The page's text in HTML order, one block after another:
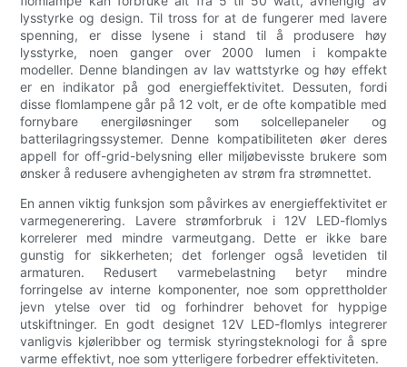
lysstyrke og design. Til tross for at de fungerer med lavere
spenning, er disse lysene i stand til å produsere høy
lysstyrke, noen ganger over 2000 lumen i kompakte
modeller. Denne blandingen av lav wattstyrke og høy effekt
er en indikator på god energieffektivitet. Dessuten, fordi
disse flomlampene går på 12 volt, er de ofte kompatible med
fornybare energiløsninger som solcellepaneler og
batterilagringssystemer. Denne kompatibiliteten øker deres
appell for off-grid-belysning eller miljøbevisste brukere som
ønsker å redusere avhengigheten av strøm fra strømnettet.
En annen viktig funksjon som påvirkes av energieffektivitet er
varmegenerering. Lavere strømforbruk i 12V LED-flomlys
korrelerer med mindre varmeutgang. Dette er ikke bare
gunstig for sikkerheten; det forlenger også levetiden til
armaturen. Redusert varmebelastning betyr mindre
forringelse av interne komponenter, noe som opprettholder
jevn ytelse over tid og forhindrer behovet for hyppige
utskiftninger. En godt designet 12V LED-flomlys integrerer
vanligvis kjøleribber og termisk styringsteknologi for å spre
varme effektivt, noe som ytterligere forbedrer effektiviteten.